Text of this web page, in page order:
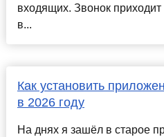
входящих. Звонок приходит
в...
Как установить
в 2026 году
На днях я зашёл в старое